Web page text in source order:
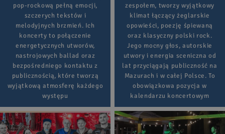
zespołem, tworzy wyjątkowy
klimat łączący żeglarskie
opowieści, poezję śpiewaną
oraz klasyczny polski rock.
Jego mocny głos, autorskie
utwory i energia sceniczna od
lat przyciągają publiczność na
Mazurach i w całej Polsce. To
obowiązkowa pozycja w
kalendarzu koncertowym
pop-rockową pełną emocji,
szczerych tekstów i
melodyjnych brzmień. Ich
koncerty to połączenie
energetycznych utworów,
nastrojowych ballad oraz
bezpośredniego kontaktu z
publicznością, które tworzą
wyjątkową atmosferę każdego
występu